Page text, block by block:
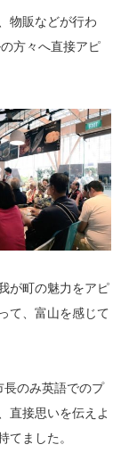
物販などが行わ
方々へ直接アピ
が町の魅力をアピ
て、富山を感じて
のみ英語でのプ
直接思いを伝えよ
てました。